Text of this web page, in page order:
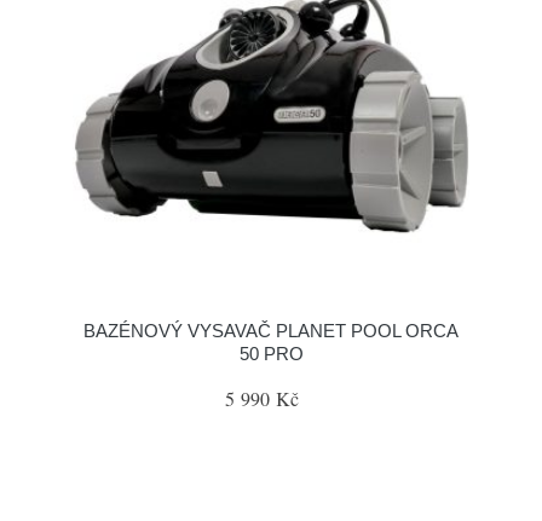
BAZÉNOVÝ VYSAVAČ PLANET POOL ORCA
50 PRO
5 990 Kč